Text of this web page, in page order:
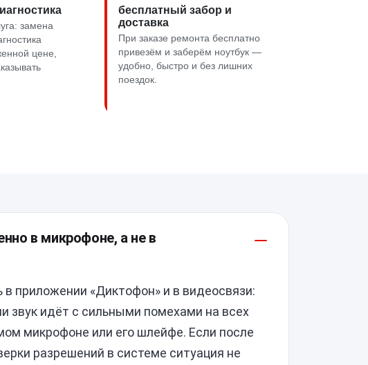
замена
цене,
бесплатный забор и
доставка
При заказе ремонта бесплатно
привезём и заберём ноутбук —
удобно, быстро и без лишних
поездок.
в микрофоне, а не в
в приложении «Диктофон» и в видеосвязи:
звук идёт с сильными помехами на всех
микрофоне или его шлейфе. Если после
разрешений в системе ситуация не